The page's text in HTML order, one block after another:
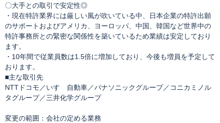
〇大手との取引で安定性◎
・現在特許業界には厳しい風が吹いている中、日本企業の特許出願
のサポートおよびアメリカ、ヨーロッパ、中国、韓国など世界中の
特許事務所との緊密な関係性を築いているため業績は安定しており
ます。
・10年間で従業員数は1.5倍に増加しており、今後も増員を予定して
おります。
■主な取引先
NTTドコモ／いすゞ自動車／パナソニックグループ／コニカミノル
タグループ／三井化学グループ
変更の範囲：会社の定める業務